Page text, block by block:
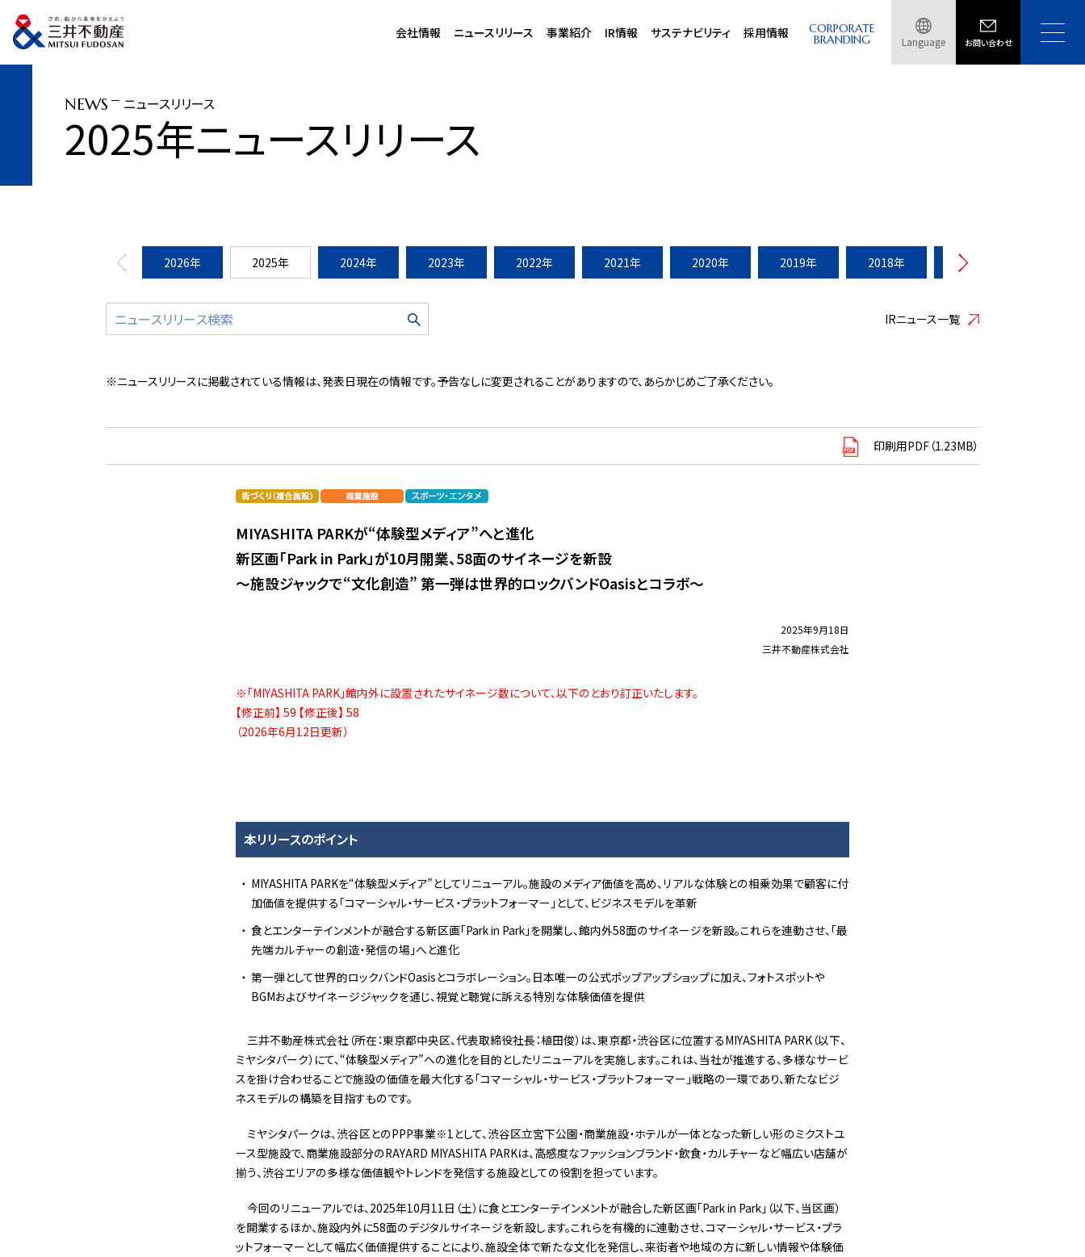
会社情報 ニュースリリース 事業紹介 IR情報 サステナビリティ 採用情報 CORPORATE
BRANDING Language お問い合わせ
トップページ ニュースリリース
NEWS ニュースリリース
2025年ニュースリリース
2026年 2025年 2024年 2023年 2022年 2021年 2020年 2019年 2018年 2017年
IRニュース一覧
※ニュースリリースに掲載されている情報は、発表日現在の情報です。予告なしに変更されることがありますので、あらかじめご了承ください。
印刷用PDF（1.23MB）
MIYASHITA PARKが“体験型メディア”へと進化
新区画「Park in Park」が10月開業、58面のサイネージを新設
～施設ジャックで“文化創造” 第一弾は世界的ロックバンドOasisとコラボ～
2025年9月18日
三井不動産株式会社
※「MIYASHITA PARK」館内外に設置されたサイネージ数について、以下のとおり訂正いたします。
【修正前】 59 【修正後】 58
（2026年6月12日更新）
本リリースのポイント
MIYASHITA PARKを“体験型メディア”としてリニューアル。施設のメディア価値を高め、リアルな体験との相乗効果で顧客に付
加価値を提供する「コマーシャル・サービス・プラットフォーマー」として、ビジネスモデルを革新
食とエンターテインメントが融合する新区画「Park in Park」を開業し、館内外58面のサイネージを新設。これらを連動させ、「最
先端カルチャーの創造・発信の場」へと進化
第一弾として世界的ロックバンドOasisとコラボレーション。日本唯一の公式ポップアップショップに加え、フォトスポットや
BGMおよびサイネージジャックを通じ、視覚と聴覚に訴える特別な体験価値を提供
三井不動産株式会社（所在：東京都中央区、代表取締役社長：植田俊）は、東京都・渋谷区に位置するMIYASHITA PARK（以下、
ミヤシタパーク）にて、“体験型メディア”への進化を目的としたリニューアルを実施します。これは、当社が推進する、多様なサービ
スを掛け合わせることで施設の価値を最大化する「コマーシャル・サービス・プラットフォーマー」戦略の一環であり、新たなビジ
ネスモデルの構築を目指すものです。
ミヤシタパークは、渋谷区とのPPP事業※1として、渋谷区立宮下公園・商業施設・ホテルが一体となった新しい形のミクストユ
ース型施設で、商業施設部分のRAYARD MIYASHITA PARKは、高感度なファッションブランド・飲食・カルチャーなど幅広い店舗が
揃う、渋谷エリアの多様な価値観やトレンドを発信する施設としての役割を担っています。
今回のリニューアルでは、2025年10月11日（土）に食とエンターテインメントが融合した新区画「Park in Park」（以下、当区画）
を開業するほか、施設内外に58面のデジタルサイネージを新設します。これらを有機的に連動させ、コマーシャル・サービス・プラ
ットフォーマーとして幅広く価値提供することにより、施設全体で新たな文化を発信し、来街者や地域の方に新しい情報や体験価